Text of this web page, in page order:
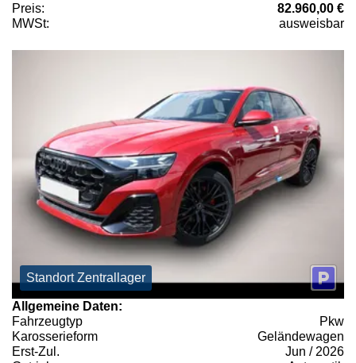
Preis:
82.960,00 €
MWSt:
ausweisbar
Standort Zentrallager
Allgemeine Daten:
Fahrzeugtyp
Pkw
Karosserieform
Geländewagen
Erst-Zul.
Jun / 2026